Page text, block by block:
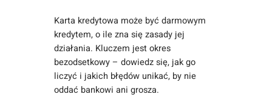
Karta kredytowa może być darmowym
kredytem, o ile zna się zasady jej
działania. Kluczem jest okres
bezodsetkowy – dowiedz się, jak go
liczyć i jakich błędów unikać, by nie
oddać bankowi ani grosza.